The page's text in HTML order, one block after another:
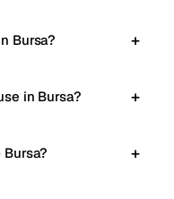
Bursa?
in Bursa?